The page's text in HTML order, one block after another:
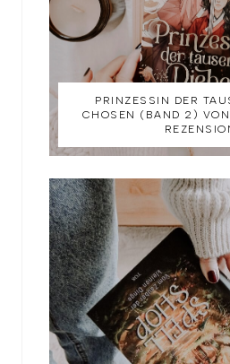
PRINZESSIN DER
CHOSEN (BAND 2)